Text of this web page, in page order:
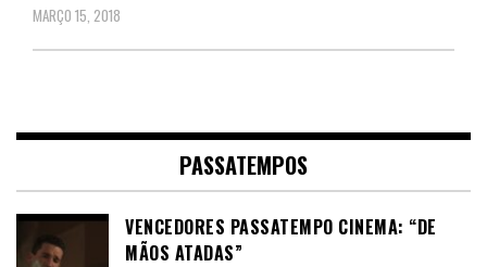
MARÇO 15, 2018
PASSATEMPOS
VENCEDORES PASSATEMPO CINEMA: “DE
MÃOS ATADAS”